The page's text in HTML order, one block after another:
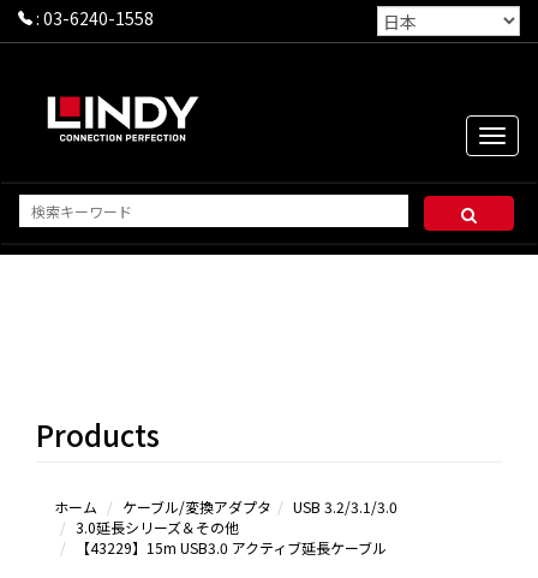
: 03-6240-1558
Toggle
リーズ＆その
Products
ホーム ケーブル/変換アダプタ
USB 3.2/3.1/3.0
3.0延長シリーズ＆その他
【43229】15m USB3.0 アクティブ延長ケーブル